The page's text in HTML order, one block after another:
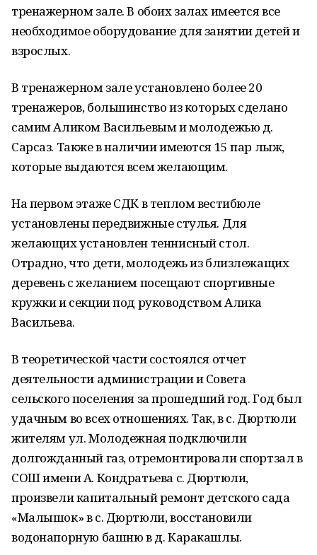
тренажерном зале. В обоих залах имеется все
необходимое оборудование для занятии детей и
взрослых.
В тренажерном зале установлено более 20
тренажеров, большинство из которых сделано
самим Аликом Васильевым и молодежью д.
Сарсаз. Также в наличии имеются 15 пар лыж,
которые выдаются всем желающим.
На первом этаже СДК в теплом вестибюле
установлены передвижные стулья. Для
желающих установлен теннисный стол.
Отрадно, что дети, молодежь из близлежащих
деревень с желанием посещают спортивные
кружки и секции под руководством Алика
Васильева.
В теоретической части состоялся отчет
деятельности администрации и Совета
сельского поселения за прошедший год. Год был
удачным во всех отношениях. Так, в с. Дюртюли
жителям ул. Молодежная подключили
долгожданный газ, отремонтировали спортзал в
СОШ имени А. Кондратьева с. Дюртюли,
произвели капитальный ремонт детского сада
«Малышок» в с. Дюртюли, восстановили
водонапорную башню в д. Каракашлы.